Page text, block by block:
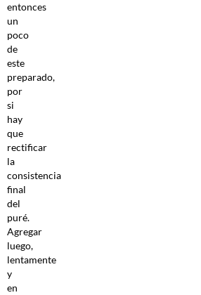
entonces
un
poco
de
este
preparado,
por
si
hay
que
rectificar
la
consistencia
final
del
puré.
Agregar
luego,
lentamente
y
en